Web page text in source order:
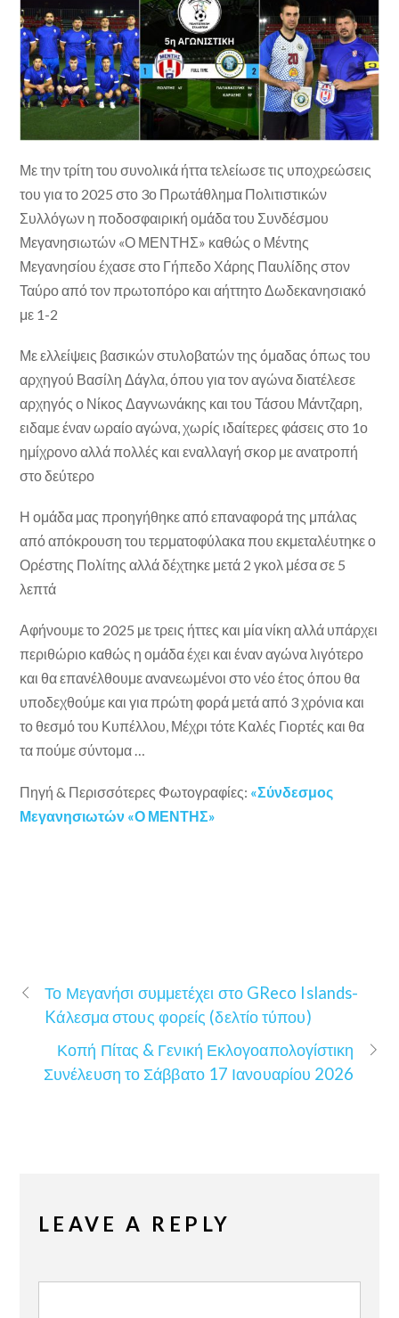
Με την τρίτη του συνολικά ήττα τελείωσε τις υποχρεώσεις
του για το 2025 στο 3ο Πρωτάθλημα Πολιτιστικών
Συλλόγων η ποδοσφαιρική ομάδα του Συνδέσμου
Μεγανησιωτών «Ο ΜΕΝΤΗΣ» καθώς ο Μέντης
Μεγανησίου έχασε στο Γήπεδο Χάρης Παυλίδης στον
Ταύρο από τον πρωτοπόρο και αήττητο Δωδεκανησιακό
με 1-2
Με ελλείψεις βασικών στυλοβατών της όμαδας όπως του
αρχηγού Βασίλη Δάγλα, όπου για τον αγώνα διατέλεσε
αρχηγός ο Νίκος Δαγνωνάκης και του Τάσου Μάντζαρη,
ειδαμε έναν ωραίο αγώνα, χωρίς ιδαίτερες φάσεις στο 1ο
ημίχρονο αλλά πολλές και εναλλαγή σκορ με ανατροπή
στο δεύτερο
Η ομάδα μας προηγήθηκε από επαναφορά της μπάλας
από απόκρουση του τερματοφύλακα που εκμεταλέυτηκε ο
Ορέστης Πολίτης αλλά δέχτηκε μετά 2 γκολ μέσα σε 5
λεπτά
Αφήνουμε το 2025 με τρεις ήττες και μία νίκη αλλά υπάρχει
περιθώριο καθώς η ομάδα έχει και έναν αγώνα λιγότερο
και θα επανέλθουμε ανανεωμένοι στο νέο έτος όπου θα
υποδεχθούμε και για πρώτη φορά μετά από 3 χρόνια και
το θεσμό του Κυπέλλου, Μέχρι τότε Καλές Γιορτές και θα
τα πούμε σύντομα …
Πηγή & Περισσότερες Φωτογραφίες: «Σύνδεσμος
Μεγανησιωτών «Ο ΜΕΝΤΗΣ»
Το Μεγανήσι συμμετέχει στο GReco Islands-
Kάλεσμα στους φορείς (δελτίο τύπου)
Κοπή Πίτας & Γενική Εκλογοαπολογίστικη
Συνέλευση το Σάββατο 17 Ιανουαρίου 2026
LEAVE A REPLY